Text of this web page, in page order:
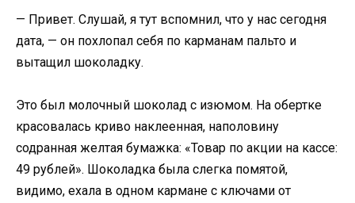
— Привет. Слушай, я тут вспомнил, что у нас сегодня
дата, — он похлопал себя по карманам пальто и
вытащил шоколадку.
Это был молочный шоколад с изюмом. На обертке
красовалась криво наклеенная, наполовину
содранная желтая бумажка: «Товар по акции на кассе:
49 рублей». Шоколадка была слегка помятой,
видимо, ехала в одном кармане с ключами от